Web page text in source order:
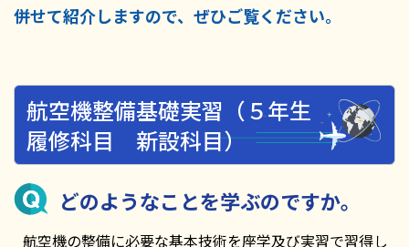
併せて紹介しますので、ぜひご覧ください。
航空機整備基礎実習（５年生
履修科目 新設科目）
どのようなことを学ぶのですか。
航空機の整備に必要な基本技術を座学及び実習で習得し